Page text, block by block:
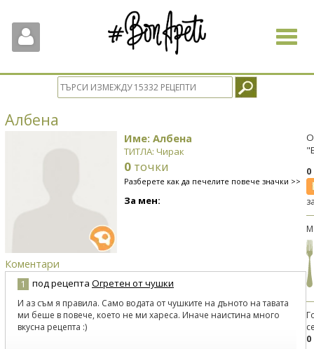
Toggle
Албена
Име: Албена
ТИТЛА: Чирак
0 точки
Разберете как да печелите повече значки >>
За мен:
Коментари
1 под рецепта Огретен от чушки
И аз съм я правила. Само водата от чушките на дъното на тавата
ми беше в повече, което не ми хареса. Иначе наистина много
вкусна рецепта :)
0